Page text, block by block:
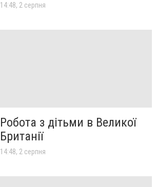
14:48, 2 серпня
Робота з дітьми в Великої
Британії
14:48, 2 серпня